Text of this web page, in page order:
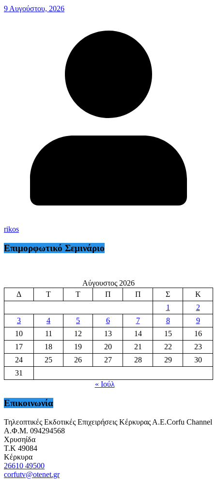
9 Αυγούστου, 2026
rikos
Επιμορφωτικό Σεμινάριο
Αύγουστος 2026
Δ
Τ Τ Π Π Σ
Κ
1
2
3
4 5 6 7 8
9
10
11 12 13 14 15
16
17
18 19 20 21 22
23
24
25 26 27 28 29
30
31
« Ιούλ
Επικοινωνία
Τηλεοπτικές Εκδοτικές Επιχειρήσεις Κέρκυρας Α.Ε.Corfu Channel
Α.Φ.Μ. 094294568
Χρυσηίδα
Τ.Κ 49084
Κέρκυρα
26610 49500
corfutv@otenet.gr